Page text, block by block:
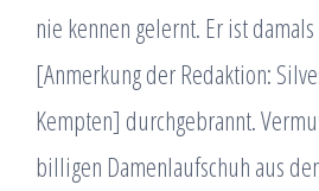
nie kennen gelernt. Er ist
[Anmerkung der Redaktion:
Kempten] durchgebrannt.
billigen Damenlaufschuh aus